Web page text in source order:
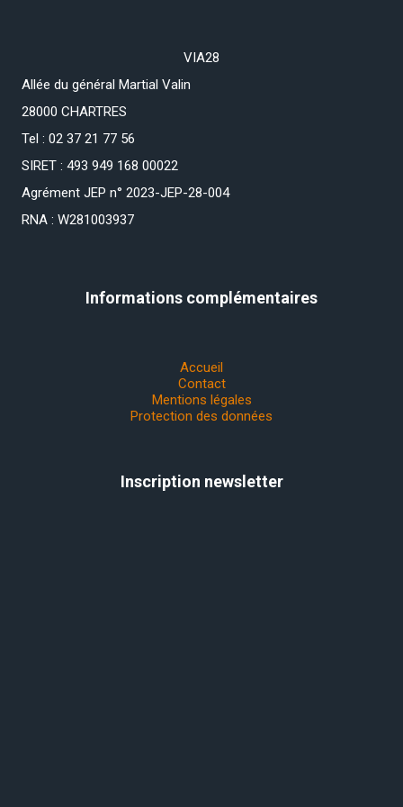
VIA28
Allée du général Martial Valin
28000 CHARTRES
Tel : 02 37 21 77 56
SIRET : 493 949 168 00022
Agrément JEP n° 2023-JEP-28-004
RNA : W281003937
Informations complémentaires
Accueil
Contact
Mentions légales
Protection des données
Inscription newsletter